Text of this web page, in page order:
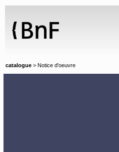
catalogue > Notice d'oeuvre